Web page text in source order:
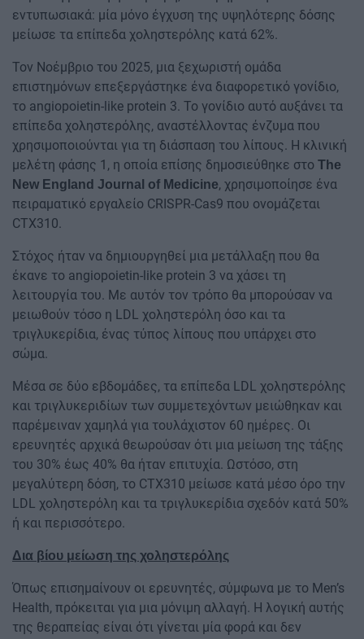
εντυπωσιακά: μία μόνο έγχυση της υψηλότερης δόσης
μείωσε τα επίπεδα χοληστερόλης κατά 62%.
Τον Νοέμβριο του 2025, μια ξεχωριστή ομάδα
επιστημόνων επεξεργάστηκε ένα διαφορετικό γονίδιο,
το angiopoietin-like protein 3. Το γονίδιο αυτό αυξάνει τα
επίπεδα χοληστερόλης, αναστέλλοντας ένζυμα που
χρησιμοποιούνται για τη διάσπαση του λίπους. Η κλινική
μελέτη φάσης 1, η οποία επίσης δημοσιεύθηκε στο The
New England Journal of Medicine, χρησιμοποίησε ένα
πειραματικό εργαλείο CRISPR-Cas9 που ονομάζεται
CTX310.
Στόχος ήταν να δημιουργηθεί μια μετάλλαξη που θα
έκανε τo angiopoietin-like protein 3 να χάσει τη
λειτουργία του. Με αυτόν τον τρόπο θα μπορούσαν να
μειωθούν τόσο η LDL χοληστερόλη όσο και τα
τριγλυκερίδια, ένας τύπος λίπους που υπάρχει στο
σώμα.
Μέσα σε δύο εβδομάδες, τα επίπεδα LDL χοληστερόλης
και τριγλυκεριδίων των συμμετεχόντων μειώθηκαν και
παρέμειναν χαμηλά για τουλάχιστον 60 ημέρες. Οι
ερευνητές αρχικά θεωρούσαν ότι μια μείωση της τάξης
του 30% έως 40% θα ήταν επιτυχία. Ωστόσο, στη
μεγαλύτερη δόση, το CTX310 μείωσε κατά μέσο όρο την
LDL χοληστερόλη και τα τριγλυκερίδια σχεδόν κατά 50%
ή και περισσότερο.
Δια βίου μείωση της χοληστερόλης
Όπως επισημαίνουν οι ερευνητές, σύμφωνα με το Men’s
Health, πρόκειται για μια μόνιμη αλλαγή. Η λογική αυτής
της θεραπείας είναι ότι γίνεται μία φορά και δεν